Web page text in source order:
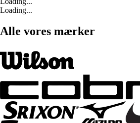
Loading...
Alle vores mærker